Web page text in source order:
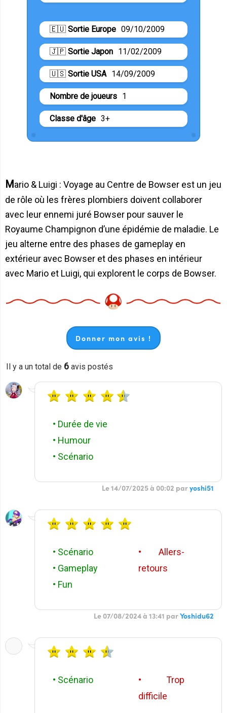
🇪🇺 Sortie Europe 09/10/2009
🇯🇵 Sortie Japon 11/02/2009
🇺🇸 Sortie USA 14/09/2009
Nombre de joueurs 1
Classe d'âge 3+
Mario & Luigi : Voyage au Centre de Bowser est un jeu
de rôle où les frères plombiers doivent collaborer
avec leur ennemi juré Bowser pour sauver le
Royaume Champignon d’une épidémie de maladie. Le
jeu alterne entre des phases de gameplay en
extérieur avec Bowser et des phases en intérieur
avec Mario et Luigi, qui explorent le corps de Bowser.
Donner mon avis !
Il y a un total de 6 avis postés
• Durée de vie
• Humour
• Scénario
Le 14/07/2025 à 00:02 paryoshi51
• Scénario
• Gameplay
• Fun
• Allers-
retours
Le 07/08/2024 à 13:41 parYoshidu62
• Scénario
• Trop
difficile